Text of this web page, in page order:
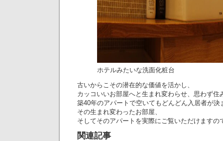
ホテルみたいな洗面化粧台
古いからこその潜在的な価値を活かし、
カッコいいお部屋へと生まれ変わらせ、思わず
築40年のアパートで空いてもどんどん入居者が
その生まれ変わったお部屋、
そしてそのアパートを実際にご覧いただけますの
関連記事